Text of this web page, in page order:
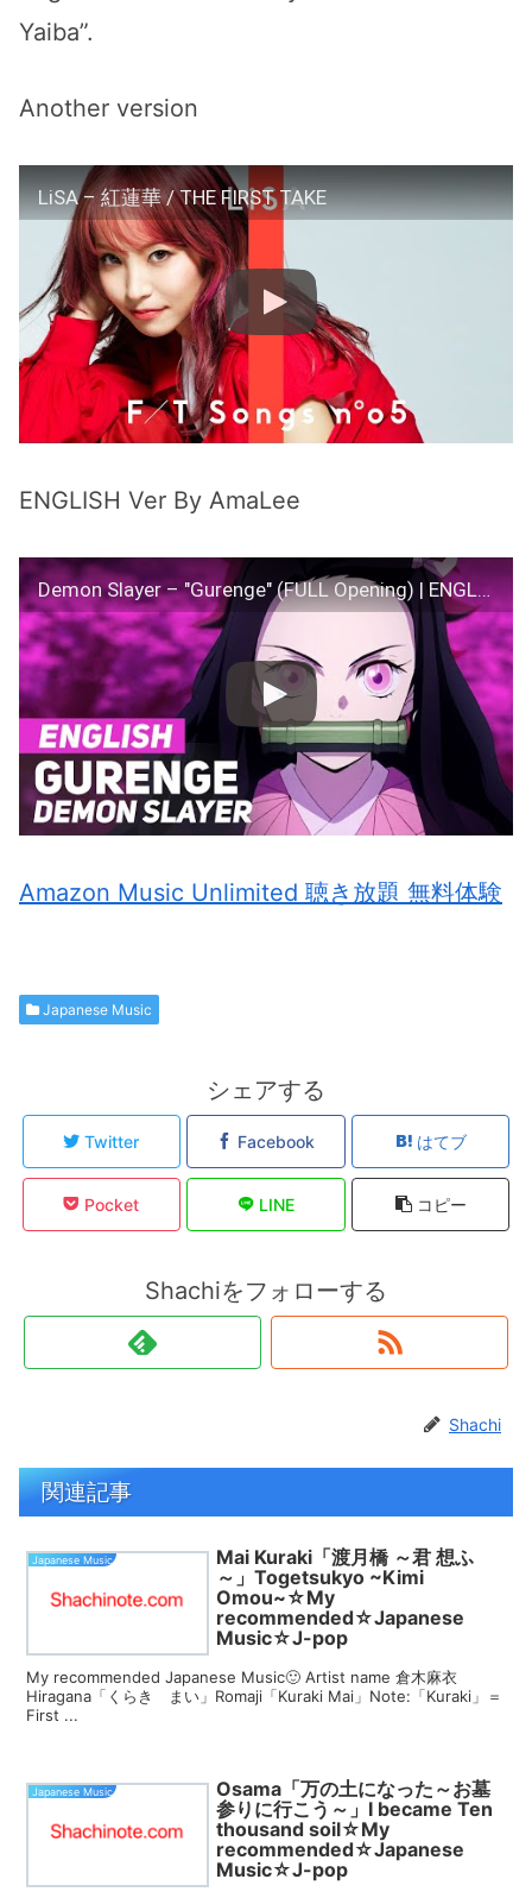
Yaiba”.
Another version
LiSA – 紅蓮華 / THE FIRST TAKE
ENGLISH Ver By AmaLee
Demon Slayer – "Gurenge" (FULL Opening) | ENGLISH Ver | AmaLee
Amazon Music Unlimited 聴き放題 無料体験
Japanese Music
シェアする
Twitter Facebook はてブ
Pocket LINE コピー
Shachiをフォローする
Shachi
関連記事
Japanese Music
Mai Kuraki「渡月橋 ～君 想ふ
～」Togetsukyo ~Kimi
Omou~☆My
recommended☆Japanese
Music☆J-pop
My recommended Japanese Music🙂 Artist name 倉木麻衣
Hiragana「くらき まい」Romaji「Kuraki Mai」Note:「Kuraki」＝
First ...
Japanese Music
Osama「万の土になった～お墓
参りに行こう～」I became Ten
thousand soil☆My
recommended☆Japanese
Music☆J-pop